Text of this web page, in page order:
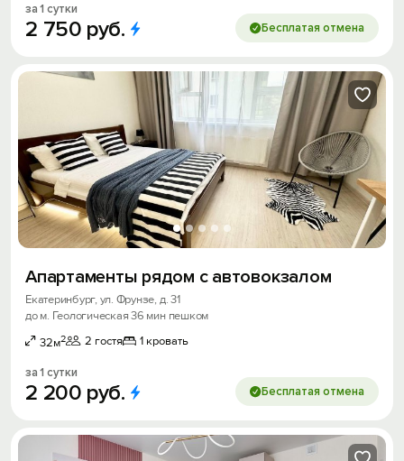
за 1 сутки
2 750 руб. Бесплатая отмена
Апартаменты рядом с автовокзалом
Екатеринбург, ул. Фрунзе, д. 31
до м. Геологическая 36 мин пешком
32м2 2 гостя 1 кровать
за 1 сутки
2 200 руб. Бесплатая отмена